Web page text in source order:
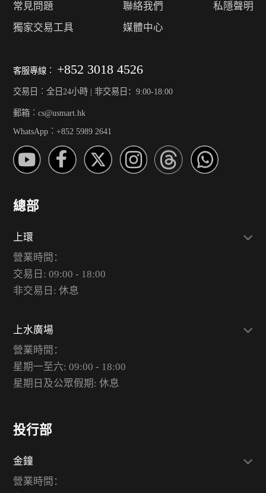
常見問題
獨家交易工具
聯絡我們
媒體中心
私隱聲明
客服專線︰ +852 3018 4526
交易日︰全日24小時 | 非交易日：9:00-18:00
郵箱︰cs@usmart.hk
WhatsApp︰+852 5989 2641
總部
上環
營業時間：
交易日: 09:00 - 18:00
非交易日: 休息
上水廣場
營業時間：
星期一至六: 09:00 - 18:00
星期日及公眾假期: 休息
投行部
金鐘
營業時間：